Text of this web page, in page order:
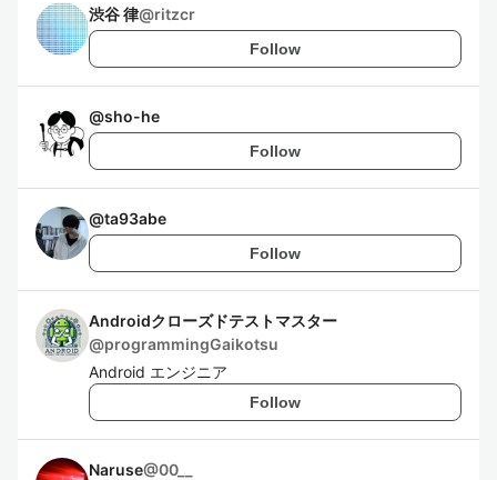
渋谷 律@ritzcr
Follow
@sho-he
Follow
@ta93abe
Follow
Androidクローズドテストマスター
@programmingGaikotsu
Android エンジニア
Follow
Naruse@00__